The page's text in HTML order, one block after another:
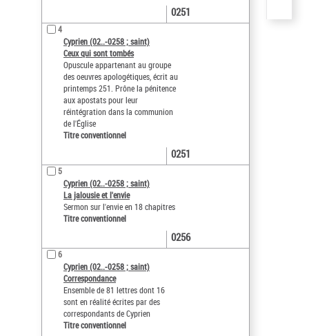
0251
4
Cyprien (02..-0258 ; saint)
Ceux qui sont tombés
Opuscule appartenant au groupe
des oeuvres apologétiques, écrit au
printemps 251. Prône la pénitence
aux apostats pour leur
réintégration dans la communion
de l'Église
Titre conventionnel
0251
5
Cyprien (02..-0258 ; saint)
La jalousie et l'envie
Sermon sur l'envie en 18 chapitres
Titre conventionnel
0256
6
Cyprien (02..-0258 ; saint)
Correspondance
Ensemble de 81 lettres dont 16
sont en réalité écrites par des
correspondants de Cyprien
Titre conventionnel